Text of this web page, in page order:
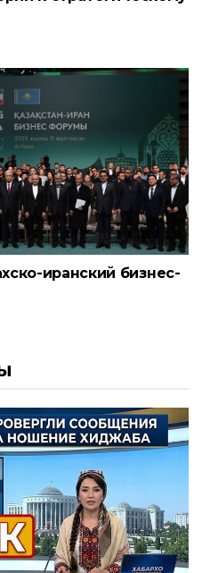
иранский бизнес-